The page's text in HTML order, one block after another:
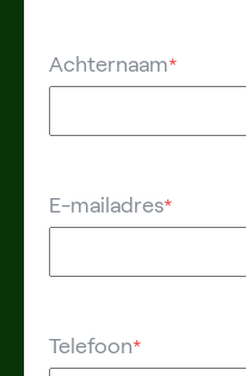
Achternaam*
E-mailadres*
Telefoon*